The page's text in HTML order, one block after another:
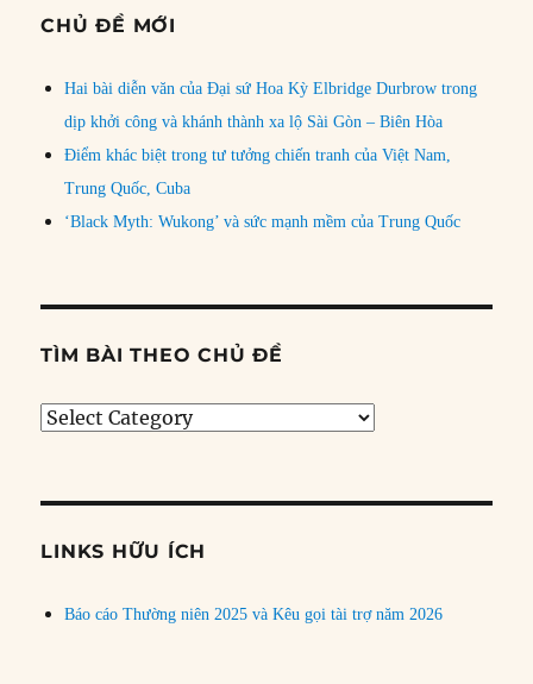
CHỦ ĐỀ MỚI
Hai bài diễn văn của Đại sứ Hoa Kỳ Elbridge Durbrow trong
dịp khởi công và khánh thành xa lộ Sài Gòn – Biên Hòa
Điểm khác biệt trong tư tưởng chiến tranh của Việt Nam,
Trung Quốc, Cuba
‘Black Myth: Wukong’ và sức mạnh mềm của Trung Quốc
TÌM BÀI THEO CHỦ ĐỀ
Tìm
đề
LINKS HỮU ÍCH
Báo cáo Thường niên 2025 và Kêu gọi tài trợ năm 2026